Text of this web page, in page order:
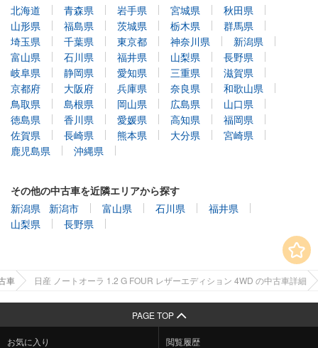
北海道
青森県 岩手県 宮城県
秋田県
山形県
福島県 茨城県 栃木県
群馬県
埼玉県
千葉県 東京都 神奈川県
新潟県
富山県
石川県 福井県 山梨県
長野県
岐阜県
静岡県 愛知県 三重県
滋賀県
京都府
大阪府 兵庫県 奈良県
和歌山県
鳥取県
島根県 岡山県 広島県
山口県
徳島県
香川県 愛媛県 高知県
福岡県
佐賀県
長崎県 熊本県 大分県
宮崎県
鹿児島県
沖縄県
その他の中古車を近隣エリアから探す
新潟県
新潟市 富山県 石川県
福井県
山梨県
長野県
車 日産 ノートオーラ 1.2 G FOUR レザーエディション 4WD の中古車詳細
PAGE TOP
お気に入り 閲覧履歴